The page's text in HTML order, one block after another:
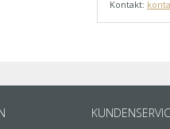
Kontakt: